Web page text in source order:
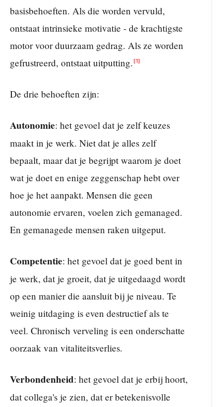
basisbehoeften. Als die worden vervuld,
ontstaat intrinsieke motivatie - de krachtigste
motor voor duurzaam gedrag. Als ze worden
gefrustreerd, ontstaat uitputting. [1]
De drie behoeften zijn:
Autonomie: het gevoel dat je zelf keuzes
maakt in je werk. Niet dat je alles zelf
bepaalt, maar dat je begrijpt waarom je doet
wat je doet en enige zeggenschap hebt over
hoe je het aanpakt. Mensen die geen
autonomie ervaren, voelen zich gemanaged.
En gemanagede mensen raken uitgeput.
Competentie: het gevoel dat je goed bent in
je werk, dat je groeit, dat je uitgedaagd wordt
op een manier die aansluit bij je niveau. Te
weinig uitdaging is even destructief als te
veel. Chronisch verveling is een onderschatte
oorzaak van vitaliteitsverlies.
Verbondenheid: het gevoel dat je erbij hoort,
dat collega's je zien, dat er betekenisvolle